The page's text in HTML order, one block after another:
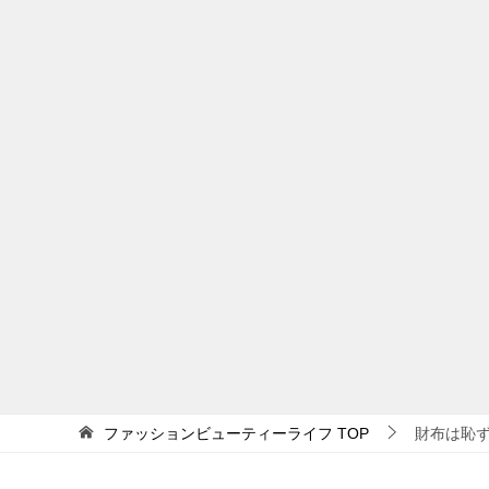
ファッションビューティーライフ TOP 財布は恥